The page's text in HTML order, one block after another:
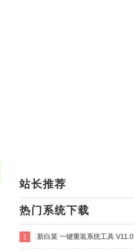
站长推荐
热门系统下载
1 新白菜 一键重装系统工具 V11.0